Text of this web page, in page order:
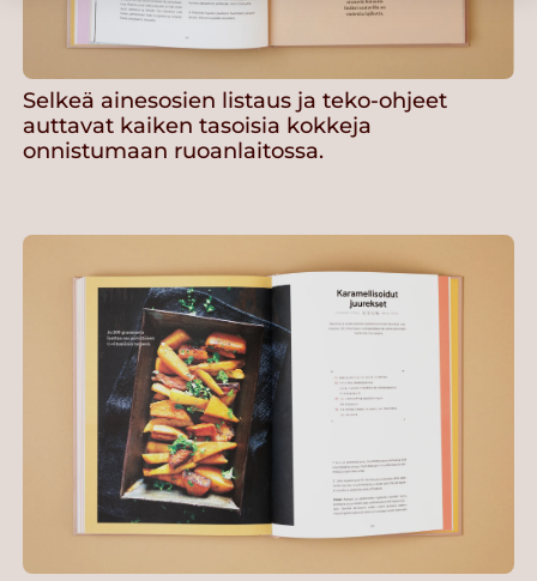
Selkeä ainesosien listaus ja teko-ohjeet
auttavat kaiken tasoisia kokkeja
onnistumaan ruoanlaitossa.